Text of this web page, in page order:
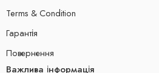
Terms & Condition
Гарантія
Повернення
Важлива інформація